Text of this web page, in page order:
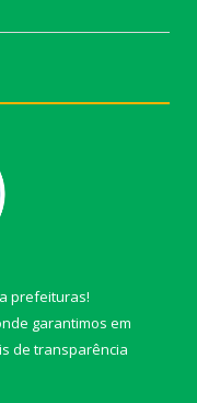
prefeituras!
garantimos em
de transparência